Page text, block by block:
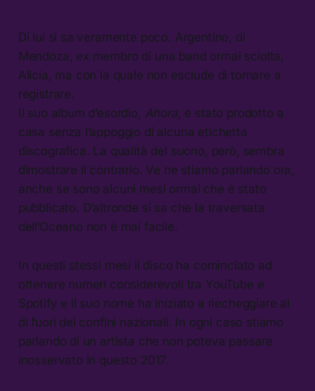
Di lui si sa veramente poco. Argentino, di
Mendoza, ex membro di una band ormai sciolta,
Alicia, ma con la quale non esclude di tornare a
registrare.
Il suo album d’esordio, Ahora, è stato prodotto a
casa senza l’appoggio di alcuna etichetta
discografica. La qualità del suono, però, sembra
dimostrare il contrario. Ve ne stiamo parlando ora,
anche se sono alcuni mesi ormai che è stato
pubblicato. D’altronde si sa che la traversata
dell’Oceano non è mai facile.
In questi stessi mesi il disco ha cominciato ad
ottenere numeri considerevoli tra YouTube e
Spotify e il suo nome ha iniziato a riecheggiare al
di fuori dei confini nazionali. In ogni caso stiamo
parlando di un artista che non poteva passare
inosservato in questo 2017.